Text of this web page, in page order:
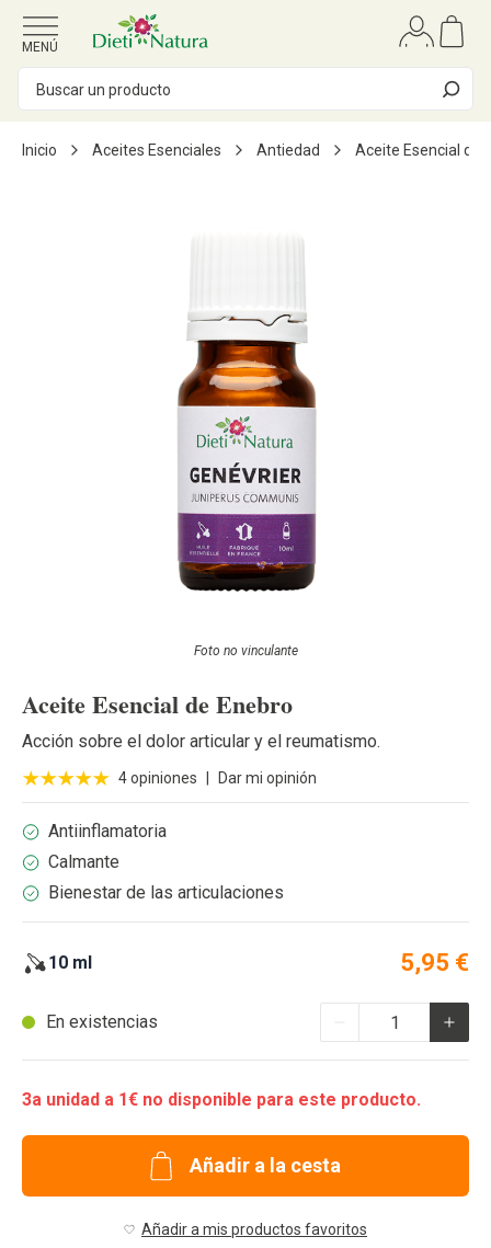
Ir al contenido
MENÚ
Inicio Aceites Esenciales Antiedad Aceite Esencial de
Foto no vinculante
Aceite Esencial de Enebro
Acción sobre el dolor articular y el reumatismo.
4 opiniones Dar mi opinión
Antiinflamatoria
Calmante
Bienestar de las articulaciones
10 ml 5,95 €
En existencias
3a unidad a 1€ no disponible para este producto.
Añadir a la cesta
Añadir a mis productos favoritos